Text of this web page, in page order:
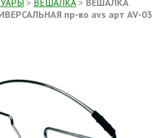
> ВЕШАЛКА > ВЕШАЛКА
пр-во avs арт AV-03